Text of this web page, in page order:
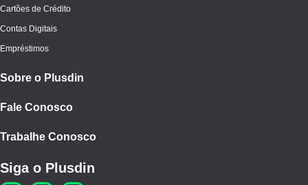
Cartões de Crédito
Contas Digitais
Empréstimos
Sobre o Plusdin
Fale Conosco
Trabalhe Conosco
Siga o Plusdin